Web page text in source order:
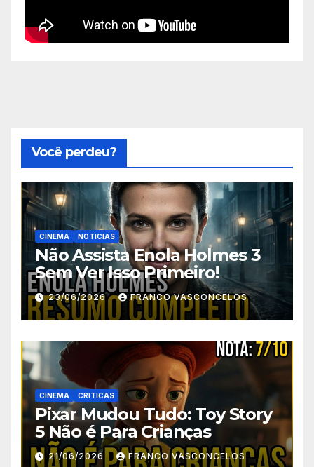
Você perdeu?
CINEMA NOTICIAS
Não Assista Enola Holmes 3
Sem Ver Isso Primeiro!
23/06/2026 FRANCO VASCONCELOS
CINEMA CRITICAS
Pixar Mudou Tudo: Toy Story
5 Não é Para Crianças
21/06/2026 FRANCO VASCONCELOS